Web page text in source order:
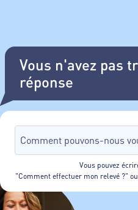
Vous n'avez pas
réponse
Vous pouvez
"Comment effectuer mon relevé ?"